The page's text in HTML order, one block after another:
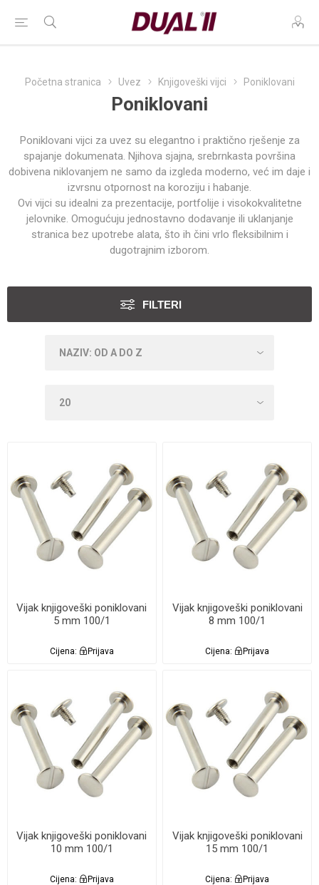
Početna stranica Uvez Knjigoveški vijci Poniklovani
Poniklovani
Poniklovani vijci za uvez su elegantno i praktično rješenje za
spajanje dokumenata. Njihova sjajna, srebrnkasta površina
dobivena niklovanjem ne samo da izgleda moderno, već im daje i
izvrsnu otpornost na koroziju i habanje.
Ovi vijci su idealni za prezentacije, portfolije i visokokvalitetne
jelovnike. Omogućuju jednostavno dodavanje ili uklanjanje
stranica bez upotrebe alata, što ih čini vrlo fleksibilnim i
dugotrajnim izborom.
FILTERI
Vijak knjigoveški poniklovani
5 mm 100/1
Cijena: Prijava
Vijak knjigoveški poniklovani
8 mm 100/1
Cijena: Prijava
Vijak knjigoveški poniklovani
10 mm 100/1
Cijena: Prijava
Vijak knjigoveški poniklovani
15 mm 100/1
Cijena: Prijava